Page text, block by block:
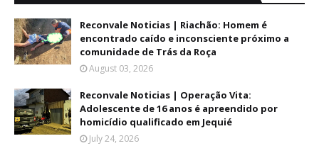
Reconvale Noticias | Riachão: Homem é
encontrado caído e inconsciente próximo a
comunidade de Trás da Roça
August 03, 2026
Reconvale Noticias | Operação Vita:
Adolescente de 16 anos é apreendido por
homicídio qualificado em Jequié
July 24, 2026